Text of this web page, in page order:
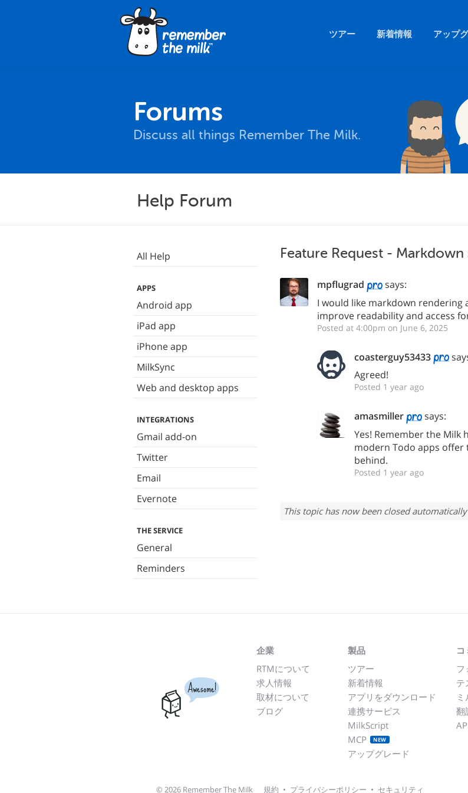
ツアー 新着情報 アップ
Forums
Discuss all things Remember The Milk.
Help Forum
All Help
APPS
Android app
iPad app
iPhone app
MilkSync
Web and desktop apps
INTEGRATIONS
Gmail add-on
Twitter
Email
Evernote
THE SERVICE
General
Reminders
Feature Request -
mpflugrad
says:
I would like markdown rendering
improve readability and access
Posted at 4:00pm on June 6, 2025
coasterguy53433
Agreed!
Posted 1 year ago
amasmiller
says:
Yes! Remember the Milk
modern Todo apps offer
behind.
Posted 1 year ago
This topic has now been closed
Awesome!
企業
RTMについて
求人情報
取材について
ブログ
製品
ツアー
新着情報
アプリをダウンロード
連携サービス
MilkScript
MCP
NEW
アップグレード
コ
フ
テ
翻
© 2026 Remember The Milk 規約 • プライバシーポリシー • セキュリティ